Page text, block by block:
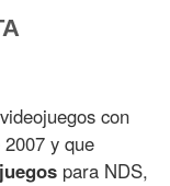
con
y que
para NDS,